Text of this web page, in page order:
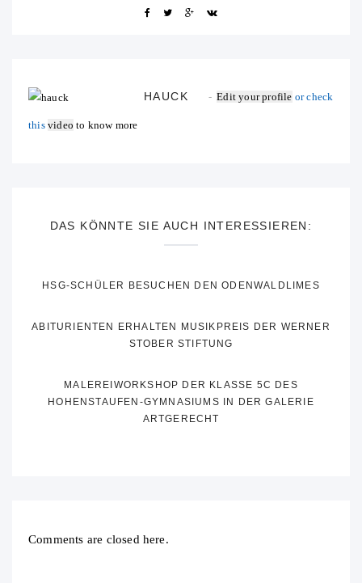
HAUCK Edit your profile or check
this video to know more
DAS KÖNNTE SIE AUCH INTERESSIEREN:
HSG-SCHÜLER BESUCHEN DEN ODENWALDLIMES
ABITURIENTEN ERHALTEN MUSIKPREIS DER WERNER
STOBER STIFTUNG
MALEREIWORKSHOP DER KLASSE 5C DES
HOHENSTAUFEN-GYMNASIUMS IN DER GALERIE
ARTGERECHT
Comments are closed here.